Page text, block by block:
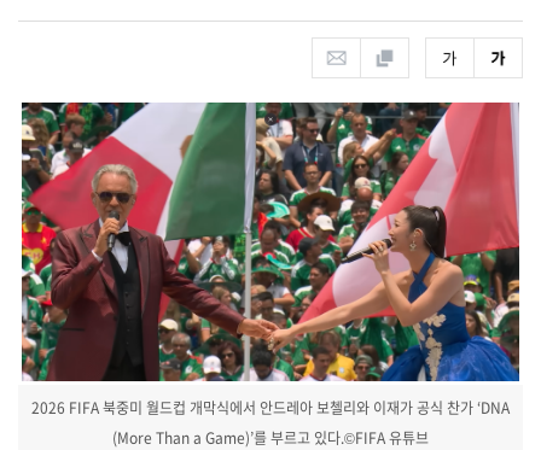
2026 FIFA 북중미 월드컵 개막식에서 안드레아 보첼리와 이재가 공식 찬가 ‘DNA
(More Than a Game)’를 부르고 있다.©FIFA 유튜브